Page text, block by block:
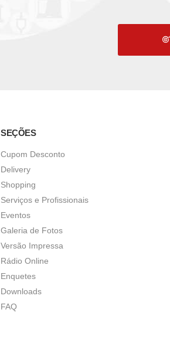
SEÇÕES
Cupom Desconto
Delivery
Shopping
Serviços e Profissionais
Eventos
Galeria de Fotos
Versão Impressa
Rádio Online
Enquetes
Downloads
FAQ